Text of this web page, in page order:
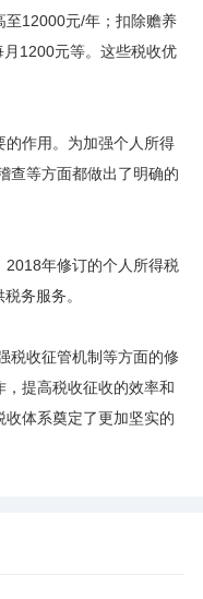
至12000元/年；扣除赡养
1200元等。这些税收优
作用。为加强个人所得
查等方面都做出了明确的
2018年修订的个人所得税
务服务。
税收征管机制等方面的修
提高税收征收的效率和
体系奠定了更加坚实的